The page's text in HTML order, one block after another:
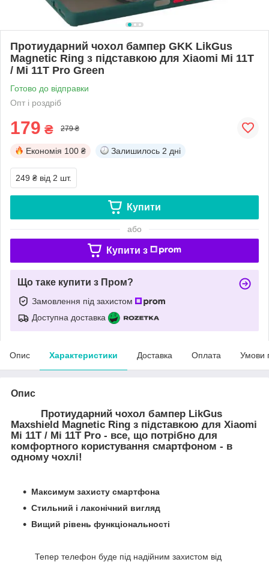
Протиударний чохол бампер GKK LikGus
Magnetic Ring з підставкою для Xiaomi Mi 11T
/ Mi 11T Pro Green
Готово до відправки
Опт і роздріб
179 ₴ 279 ₴
Економія 100 ₴ Залишилось 2 дні
249 ₴ від 2 шт.
Купити
або
Купити з
Що таке купити з Пром?
Замовлення під захистом
Доступна доставка
Опис Характеристики Доставка Оплата Умови
Опис
Протиударний чохол бампер LikGus
Maxshield Magnetic Ring з підставкою для Xiaomi
Mi 11T / Mi 11T Pro - все, що потрібно для
комфортного користування смартфоном - в
одному чохлі!
Максимум захисту смартфона
Стильний і лаконічний вигляд
Вищий рівень функціональності
Тепер телефон буде під надійним захистом від